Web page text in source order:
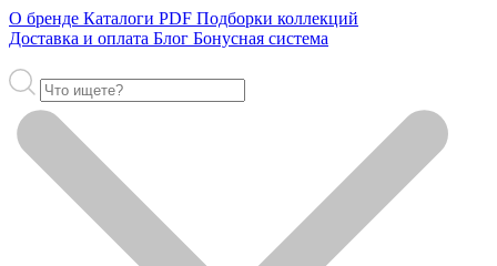
О бренде Каталоги PDF Подборки коллекций
Доставка и оплата Блог Бонусная система